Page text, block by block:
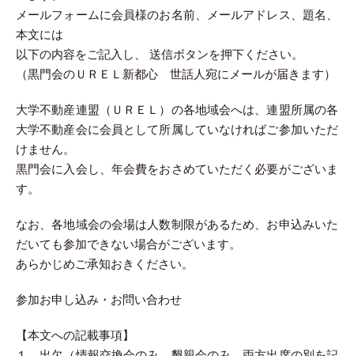
メールフォームに会員様のお名前、メールアドレス、題名、
本文には
以下の内容をご記入し、 送信ボタンを押下ください。
（黒門会のＵＲＥＬ新都心 世話人宛にメールが届きます）
大学不動産連盟（ＵＲＥＬ）の各地域会へは、連盟所属の各
大学不動産会に会員として所属していなければご参加いただ
けません。
黒門会に入会し、年会費をおさめていただく必要がございま
す。
なお、各地域会の会場は人数制限があるため、お申込みいた
だいても参加できない場合がございます。
あらかじめご承知おきください。
参加お申し込み・お問い合わせ
【本文への記載事項】